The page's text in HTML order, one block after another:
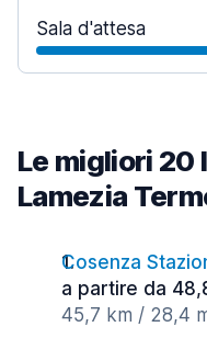
Sala d'attesa
Le migliori 20
Lamezia
Cosenza
a partire da
45,7 km / 28,4